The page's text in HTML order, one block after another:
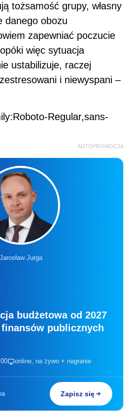
tożsamość grupy, własny
danego obozu
zapewniać poczucie
więc sytuacja
ustabilizuje, raczej
i niewyspani –
Regular,sans-
AUTOPROMOCJA
Jarosław Jurga
budżetowa od 2027
publicznych
online, na żywo + nagranie
Zapisz się